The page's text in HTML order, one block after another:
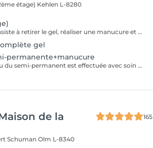
étage) Kehlen L-8280
Le remplissage consiste à retirer le gel, réaliser une manucure et poser de nouveau du gel. Veuillez noter qu'un supplément de 3 € sera ajouté si vous avez des ongles cassés. Si plus de 4 ongles sont cassés, le tarif d'une pose complète sera appliqué. Le prix étudiant est appliqué aux enfants des clientes habituelles.
gel
permanente+manucure
La dépose du gel ou du semi-permanent est effectuée avec soin afin de préserver la couche naturelle de l'ongle. Une fois la dépose réalisée, une manucure est réalisée pour un résultat parfait, suivie de l'application d'un vernis, ou d'une base hydratante et durcisseur pour renforcer et protéger les ongles.
de la
165
SchumanOlm L-8340